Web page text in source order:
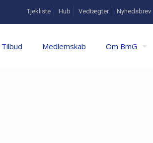
Tjekliste Hub Vedtægter Nyhedsbrev
Tilbud Medlemskab Om BmG